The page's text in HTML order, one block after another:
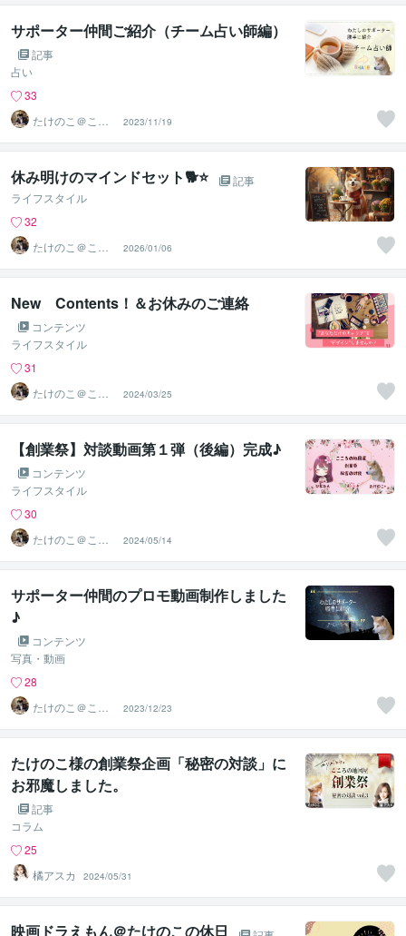
サポーター仲間ご紹介（チーム占い師編）
記事
占い
33
たけのこ＠ここ
ろの地図屋
2023/11/19
休み明けのマインドセット🐕⭐
記事
ライフスタイル
32
たけのこ＠ここ
ろの地図屋
2026/01/06
New Contents！＆お休みのご連絡
コンテンツ
ライフスタイル
31
たけのこ＠ここ
ろの地図屋
2024/03/25
【創業祭】対談動画第１弾（後編）完成♪
コンテンツ
ライフスタイル
30
たけのこ＠ここ
ろの地図屋
2024/05/14
サポーター仲間のプロモ動画制作しました
♪
コンテンツ
写真・動画
28
たけのこ＠ここ
ろの地図屋
2023/12/23
たけのこ様の創業祭企画「秘密の対談」に
お邪魔しました。
記事
コラム
25
橘アスカ
2024/05/31
映画ドラえもん＠たけのこの休日